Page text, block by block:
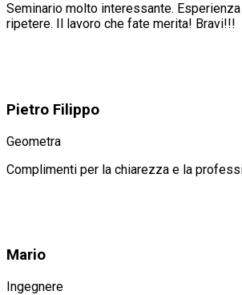
Seminario molto interessante.
ripetere. Il lavoro che fate merita! Bravi!!!
Pietro Filippo
Geometra
Complimenti per la chiarezza e la
Mario
Ingegnere